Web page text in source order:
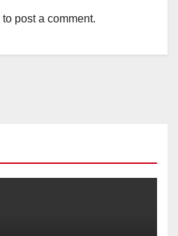
to post a comment.